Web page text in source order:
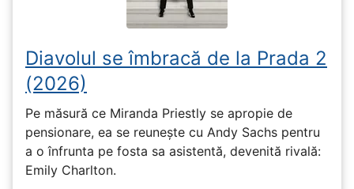
Diavolul se îmbracă de la Prada 2
(2026)
Pe măsură ce Miranda Priestly se apropie de
pensionare, ea se reunește cu Andy Sachs pentru
a o înfrunta pe fosta sa asistentă, devenită rivală:
Emily Charlton.